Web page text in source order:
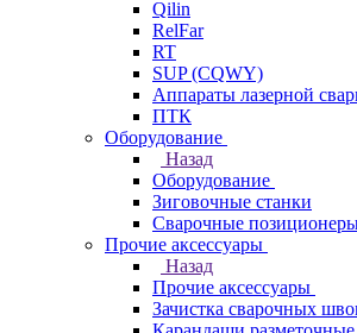
Qilin
RelFar
RT
SUP (CQWY)
Аппараты лазерной
ПТК
Оборудование
Назад
Оборудование
Зиговочные станки
Сварочные
Прочие аксессуары
Назад
Прочие аксессуары
Зачистка сварочных